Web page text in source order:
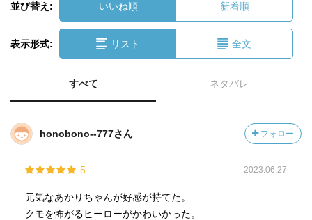
並び替え: いいね順 新着順
表示形式: リスト 全文
すべて ネタバレ
honobono--777さん フォロー
5 2023.06.27
元気なあかりちゃんが好感が持てた。
クモを怖がるヒーローがかわいかった。